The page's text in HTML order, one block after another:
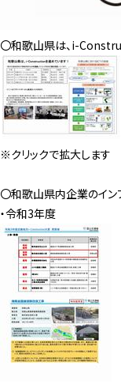
〇和歌山県は、i-
※クリックで拡大します
〇和歌山県内企業のイ
・令和3年